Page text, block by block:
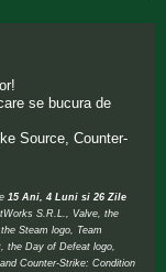
se bucura de
Source, Counter-
15 Ani, 4 Luni si 26 Zile
S.R.L., Valve, the
Steam logo, Team
the Day of Defeat logo,
Counter-Strike: Condition